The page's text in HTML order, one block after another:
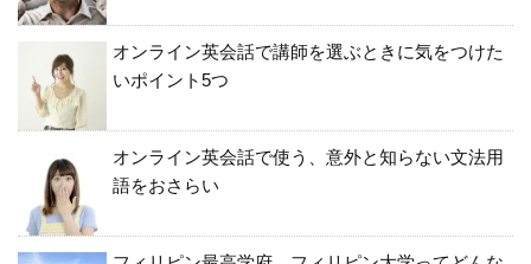
オンライン英会話で講師を選ぶときに気をつけた
いポイント5つ
オンライン英会話で使う、意外と知らない文法用
語をおさらい